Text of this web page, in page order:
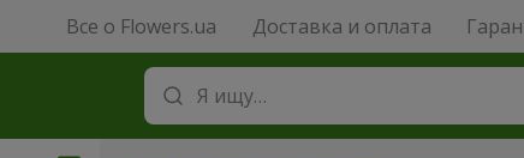
Все о Flowers.ua Доставка и оплата